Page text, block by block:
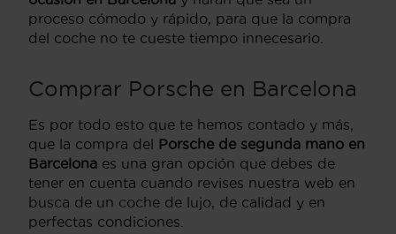
proceso cómodo y rápido, para que la compra
del coche no te cueste tiempo innecesario.
Comprar Porsche en Barcelona
Es por todo esto que te hemos contado y más,
que la compra del Porsche de segunda mano en
Barcelona es una gran opción que debes de
tener en cuenta cuando revises nuestra web en
busca de un coche de lujo, de calidad y en
perfectas condiciones.